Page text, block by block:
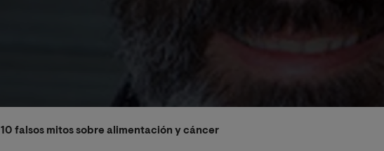
10 falsos mitos sobre alimentación y cáncer